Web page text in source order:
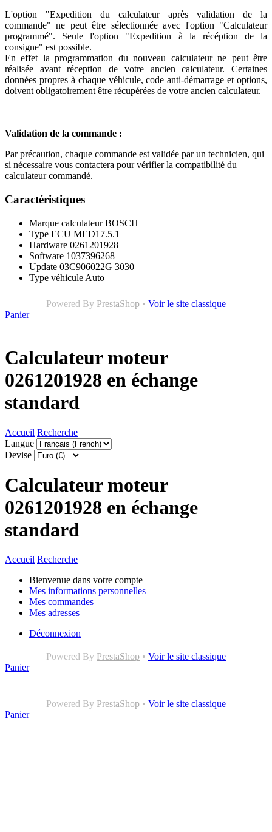
L'option "Expedition du calculateur après validation de la
commande" ne peut être sélectionnée avec l'option "Calculateur
programmé". Seule l'option "Expedition à la récéption de la
consigne" est possible.
En effet la programmation du nouveau calculateur ne peut être
réalisée avant réception de votre ancien calculateur. Certaines
données propres à chaque véhicule, code anti-démarrage et options,
doivent obligatoirement être récupérées de votre ancien calculateur.
Validation de la commande :
Par précaution, chaque commande est validée par un technicien, qui
si nécessaire vous contactera pour vérifier la compatibilité du
calculateur commandé.
Caractéristiques
Marque calculateur BOSCH
Type ECU MED17.5.1
Hardware 0261201928
Software 1037396268
Update 03C906022G 3030
Type véhicule Auto
Powered By PrestaShop • Voir le site classique
Panier
Calculateur moteur
0261201928 en échange
standard
Accueil Recherche
Langue
Devise
Calculateur moteur
0261201928 en échange
standard
Accueil Recherche
Bienvenue dans votre compte
Mes informations personnelles
Mes commandes
Mes adresses
Déconnexion
Powered By PrestaShop • Voir le site classique
Panier
Powered By PrestaShop • Voir le site classique
Panier